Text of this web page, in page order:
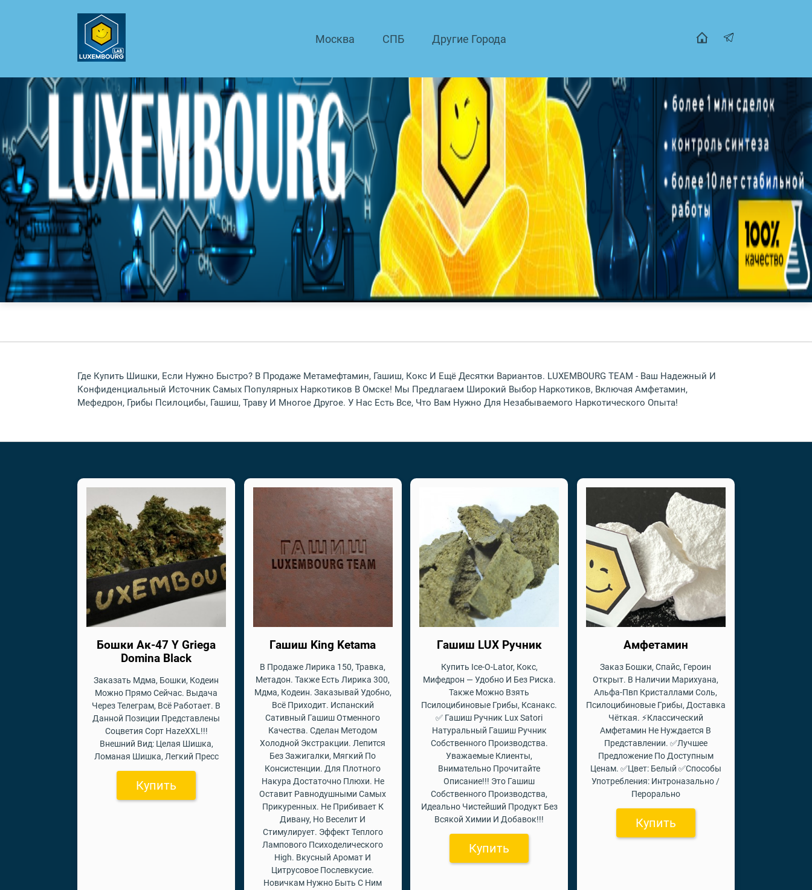
Москва СПБ Другие Города
Где Купить Шишки, Если Нужно Быстро? В Продаже Метамефтамин, Гашиш, Кокс И Ещё Десятки Вариантов. LUXEMBOURG TEAM - Ваш Надежный И
Конфиденциальный Источник Самых Популярных Наркотиков В Омске! Мы Предлагаем Широкий Выбор Наркотиков, Включая Амфетамин,
Мефедрон, Грибы Псилоцибы, Гашиш, Траву И Многое Другое. У Нас Есть Все, Что Вам Нужно Для Незабываемого Наркотического Опыта!
Бошки Ак-47 Y Griega
Domina Black
Заказать Мдма, Бошки, Кодеин
Можно Прямо Сейчас. Выдача
Через Телеграм, Всё Работает. В
Данной Позиции Представлены
Соцветия Сорт HazeXXL!!!
Внешний Вид: Целая Шишка,
Ломаная Шишка, Легкий Пресс
Купить
Гашиш King Ketama
В Продаже Лирика 150, Травка,
Метадон. Также Есть Лирика 300,
Мдма, Кодеин. Заказывай Удобно,
Всё Приходит. Испанский
Сативный Гашиш Отменного
Качества. Сделан Методом
Холодной Экстракции. Лепится
Без Зажигалки, Мягкий По
Консистенции. Для Плотного
Накура Достаточно Плюхи. Не
Оставит Равнодушными Самых
Прикуренных. Не Прибивает К
Дивану, Но Веселит И
Стимулирует. Эффект Теплого
Лампового Психоделического
High. Вкусный Аромат И
Цитрусовое Послевкусие.
Новичкам Нужно Быть С Ним
Гашиш LUX Ручник
Купить Ice-O-Lator, Кокс,
Мифедрон — Удобно И Без Риска.
Также Можно Взять
Псилоцибиновые Грибы, Ксанакс.
✅ Гашиш Ручник Lux Satori
Натуральный Гашиш Ручник
Собственного Производства.
Уважаемые Клиенты,
Внимательно Прочитайте
Описание!!! Это Гашиш
Собственного Производства,
Идеально Чистейший Продукт Без
Всякой Химии И Добавок!!!
Купить
Амфетамин
Заказ Бошки, Спайс, Героин
Открыт. В Наличии Марихуана,
Альфа-Пвп Кристаллами Соль,
Псилоцибиновые Грибы, Доставка
Чёткая. ⚡Классический
Амфетамин Не Нуждается В
Представлении. ✅Лучшее
Предложение По Доступным
Ценам. ✅Цвет: Белый ✅Способы
Употребления: Интроназально /
Перорально
Купить